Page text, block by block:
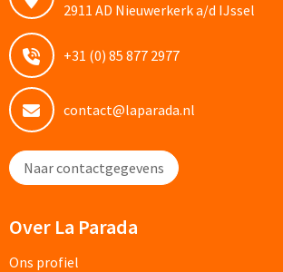
Caps bedrukken
Zonnehoedjes bedrukken
Zonnekleppen bedrukken
Hoedenbanden bedrukken
Custom made kleding
2911 AD Nieuwerkerk a/d IJssel
+31 (0) 85 877 2977
contact@laparada.nl
Naar contactgegevens
Over La Parada
Ons profiel